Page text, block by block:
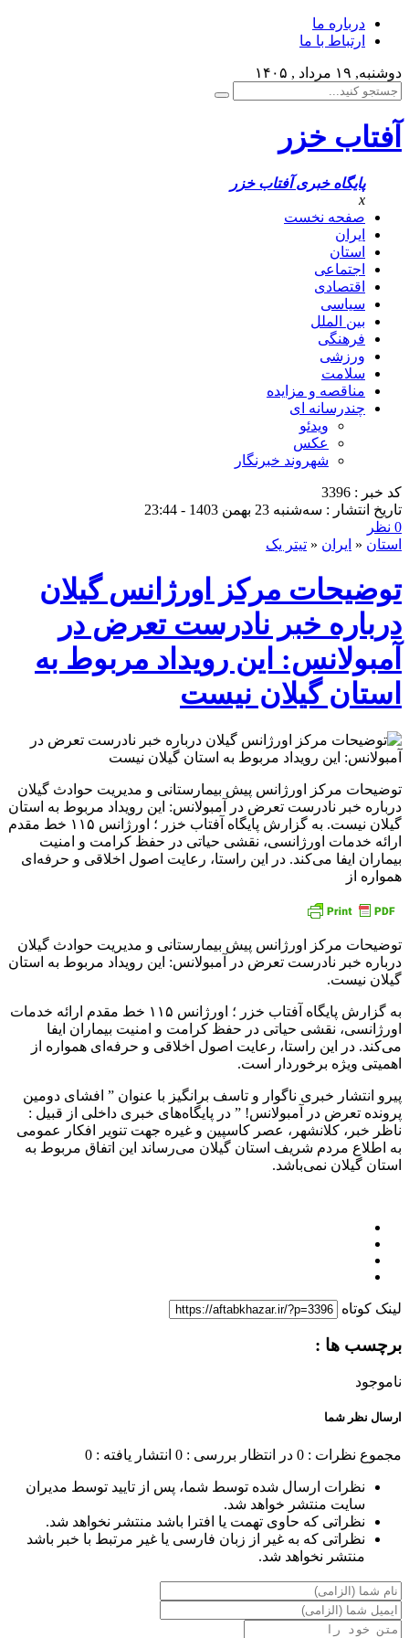
درباره ما
ارتباط با ما
دوشنبه, ۱۹ مرداد , ۱۴۰۵
آفتاب خزر
پایگاه خبری آفتاب خزر
x
صفحه نخست
ایران
استان
اجتماعی
اقتصادی
سیاسی
بین الملل
فرهنگی
ورزشی
سلامت
مناقصه و مزایده
چندرسانه ای
ویدئو
عکس
شهروند خبرنگار
کد خبر : 3396
تاریخ انتشار : سه‌شنبه 23 بهمن 1403 - 23:44
0 نظر
استان « ایران « تیتر یک
توضیحات مرکز اورژانس گیلان
درباره خبر نادرست تعرض در
آمبولانس: این رویداد مربوط به
استان گیلان نیست
توضیحات مرکز اورژانس پیش بیمارستانی و مدیریت حوادث گیلان
درباره خبر نادرست تعرض در آمبولانس: این رویداد مربوط به استان
گیلان نیست. به گزارش پایگاه آفتاب خزر ؛ اورژانس ۱۱۵ خط مقدم
ارائه خدمات اورژانسی، نقشی حیاتی در حفظ کرامت و امنیت
بیماران ایفا می‌کند. در این راستا، رعایت اصول اخلاقی و حرفه‌ای
همواره از
توضیحات مرکز اورژانس پیش بیمارستانی و مدیریت حوادث گیلان
درباره خبر نادرست تعرض در آمبولانس: این رویداد مربوط به استان
گیلان نیست.
به گزارش پایگاه آفتاب خزر ؛ اورژانس ۱۱۵ خط مقدم ارائه خدمات
اورژانسی، نقشی حیاتی در حفظ کرامت و امنیت بیماران ایفا
می‌کند. در این راستا، رعایت اصول اخلاقی و حرفه‌ای همواره از
اهمیتی ویژه‌ برخوردار است.
پیرو انتشار خبری ناگوار و تاسف برانگیز با عنوان ” افشای دومین
پرونده تعرض در آمبولانس! ” در پایگاه‌های خبری داخلی از قبیل :
ناظر خبر، کلانشهر، عصر کاسپین و غیره جهت تنویر افکار عمومی
به اطلاع مردم شریف استان گیلان می‌رساند این اتفاق مربوط به
استان گیلان نمی‌باشد.
لینک کوتاه
برچسب ها :
ناموجود
ارسال نظر شما
مجموع نظرات : 0 در انتظار بررسی : 0 انتشار یافته : 0
نظرات ارسال شده توسط شما، پس از تایید توسط مدیران
سایت منتشر خواهد شد.
نظراتی که حاوی تهمت یا افترا باشد منتشر نخواهد شد.
نظراتی که به غیر از زبان فارسی یا غیر مرتبط با خبر باشد
منتشر نخواهد شد.